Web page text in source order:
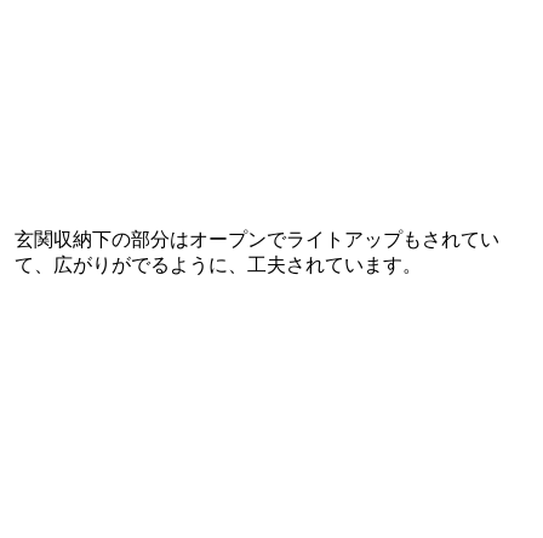
玄関収納下の部分はオープンでライトアップもされてい
て、広がりがでるように、工夫されています。